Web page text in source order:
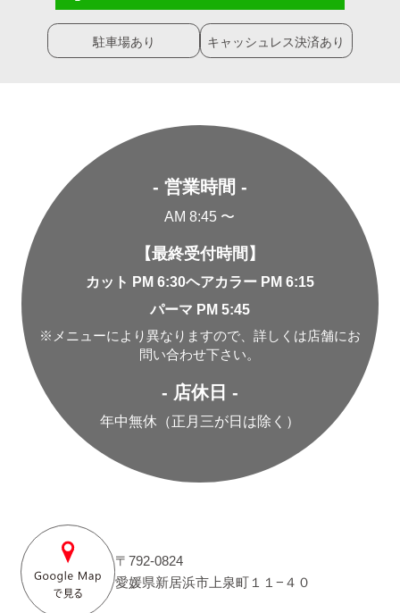
駐車場あり キャッシュレス決済あり
- 営業時間 -
AM 8:45 〜
【最終受付時間】
カット PM 6:30ヘアカラー PM 6:15
パーマ PM 5:45
※メニューにより異なりますので、詳しくは店舗にお
問い合わせ下さい。
- 店休日 -
年中無休（正月三が日は除く）
〒792-0824
愛媛県新居浜市上泉町１１−４０